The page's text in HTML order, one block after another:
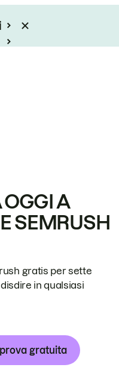
OGGI A
SEMRUSH
gratis per sette
in qualsiasi
prova gratuita